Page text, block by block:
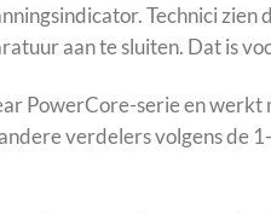
Technici
aan te sluiten. Dat is
PowerCore-serie en
verdelers volgens de